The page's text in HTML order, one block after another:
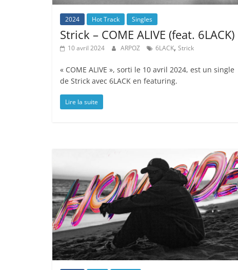
2024 Hot Track Singles
Strick – COME ALIVE (feat. 6LACK)
10 avril 2024 ARPOZ 6LACK, Strick
« COME ALIVE », sorti le 10 avril 2024, est un single
de Strick avec 6LACK en featuring.
Lire la suite